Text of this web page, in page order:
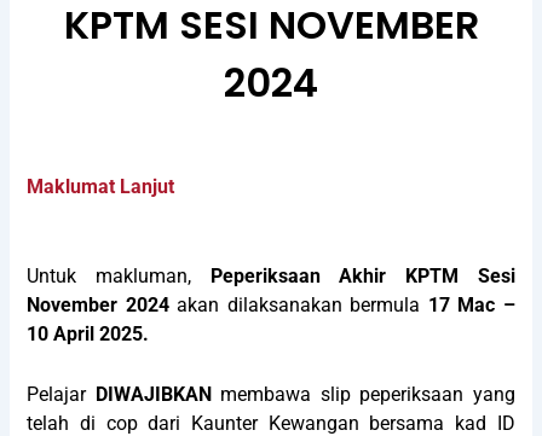
KPTM SESI NOVEMBER
2024
Maklumat Lanjut
Untuk makluman,
Peperiksaan Akhir KPTM Sesi
November 2024akan dilaksanakan bermula 17 Mac –
10 April 2025.
Pelajar DIWAJIBKANmembawa slip peperiksaan yang
telah di cop dari Kaunter Kewangan bersama kad ID